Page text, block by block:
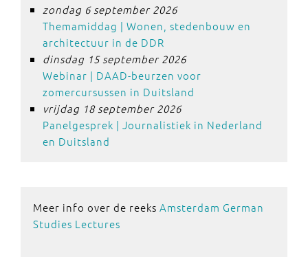
zondag 6 september 2026
Themamiddag | Wonen, stedenbouw en
architectuur in de DDR
dinsdag 15 september 2026
Webinar | DAAD-beurzen voor
zomercursussen in Duitsland
vrijdag 18 september 2026
Panelgesprek | Journalistiek in Nederland
en Duitsland
Meer info over de reeks Amsterdam German
Studies Lectures